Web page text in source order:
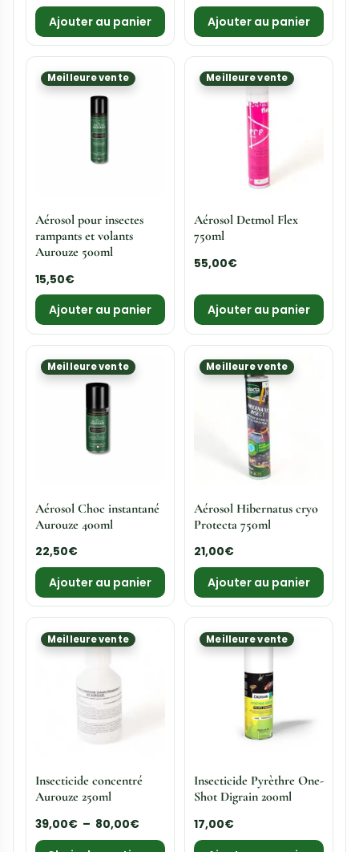
Ajouter au panier Ajouter au panier
Meilleure vente
Aérosol pour insectes
rampants et volants
Aurouze 500ml
15,50€
Ajouter au panier
Meilleure vente
Aérosol Detmol Flex
750ml
55,00€
Ajouter au panier
Meilleure vente
Aérosol Choc instantané
Aurouze 400ml
22,50€
Ajouter au panier
Meilleure vente
Aérosol Hibernatus cryo
Protecta 750ml
21,00€
Ajouter au panier
Meilleure vente
Insecticide concentré
Aurouze 250ml
39,00€ – 80,00€
Meilleure vente
Insecticide Pyrèthre One-
Shot Digrain 200ml
17,00€